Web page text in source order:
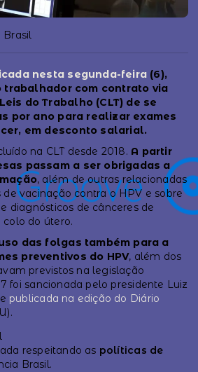
Brasil
nesta segunda-feira (6),
trabalhador com contrato via
do Trabalho (CLT) de se
por ano para realizar exames
em desconto salarial.
na CLT desde 2018. A partir
passam a ser obrigadas a
, além de outras relacionadas
vacinação contra o HPV e sobre
diagnósticos de cânceres de
do útero.
das folgas também para a
preventivos do HPV, além dos
previstos na legislação
foi sancionada pelo presidente Luiz
publicada na edição do Diário
respeitando as políticas de
Brasil.